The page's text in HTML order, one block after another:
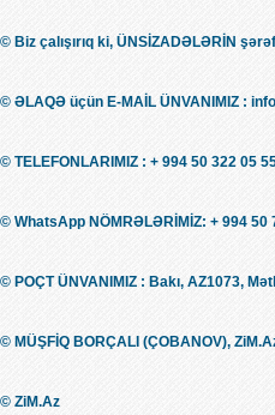
© Biz çalışırıq ki, ÜNSİZADƏLƏRİN
© ƏLAQƏ üçün E-MAİL ÜNVANIMIZ :
© TELEFONLARIMIZ : + 994 50 322 05
© WhatsApp NÖMRƏLƏRİMİZ: + 994 50
© POÇT ÜNVANIMIZ : Bakı, AZ1073,
© MÜŞFİQ BORÇALI (ÇOBANOV),
© ZiM.Az